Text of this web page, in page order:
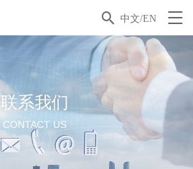
 中文/EN
联系我们
CONTACT US